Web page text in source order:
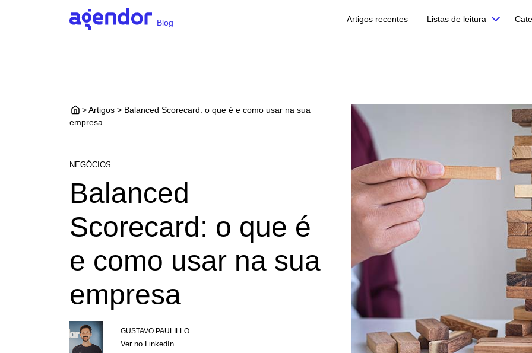
Blog Artigos recentes Listas de leitura
> Artigos > Balanced Scorecard: o que é e como usar na sua
empresa
NEGÓCIOS
Balanced
Scorecard: o que é
e como usar na sua
empresa
GUSTAVO PAULILLO
Ver no LinkedIn